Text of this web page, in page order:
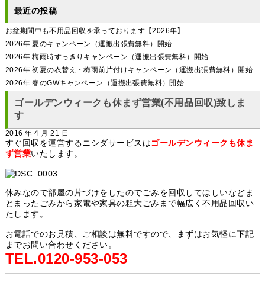
最近の投稿
お盆期間中も不用品回収を承っております【2026年】
2026年 夏のキャンペーン（運搬出張費無料）開始
2026年 梅雨時すっきりキャンペーン（運搬出張費無料）開始
2026年 初夏の衣替え・梅雨前片付けキャンペーン（運搬出張費無料）開始
2026年 春のGWキャンペーン（運搬出張費無料）開始
ゴールデンウィークも休まず営業(不用品回収)致しま
す
2016 年 4 月 21 日
すぐ回収を運営するニシダサービスはゴールデンウィークも休ま
ず営業いたします。
休みなので部屋の片づけをしたのでごみを回収してほしいなどま
とまったごみから家電や家具の粗大ごみまで幅広く不用品回収い
たします。
お電話でのお見積、ご相談は無料ですので、まずはお気軽に下記
までお問い合わせください。
TEL.0120-953-053